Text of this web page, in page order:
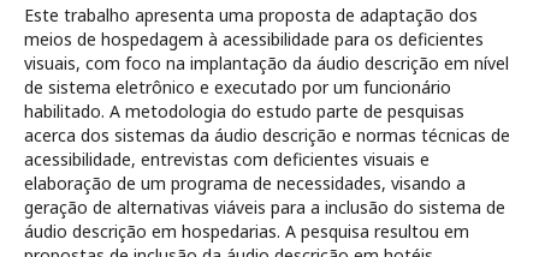
Este trabalho apresenta uma proposta de adaptação dos
meios de hospedagem à acessibilidade para os deficientes
visuais, com foco na implantação da áudio descrição em nível
de sistema eletrônico e executado por um funcionário
habilitado. A metodologia do estudo parte de pesquisas
acerca dos sistemas da áudio descrição e normas técnicas de
acessibilidade, entrevistas com deficientes visuais e
elaboração de um programa de necessidades, visando a
geração de alternativas viáveis para a inclusão do sistema de
áudio descrição em hospedarias. A pesquisa resultou em